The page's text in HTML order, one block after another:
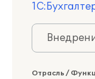
Отрасль /